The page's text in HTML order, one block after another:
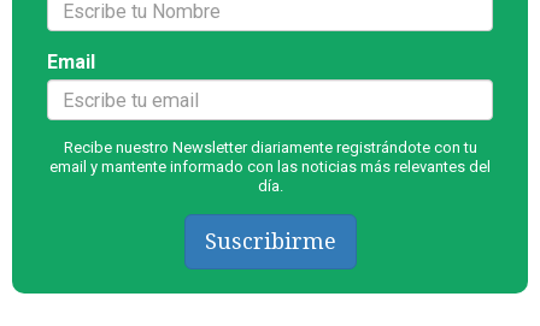
Email
Recibe nuestro Newsletter diariamente registrándote con tu
email y mantente informado con las noticias más relevantes del
día.
Suscribirme